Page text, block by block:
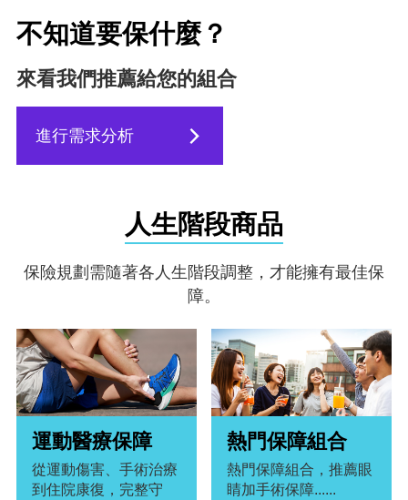
不知道要保什麼？
來看我們推薦給您的組合
進行需求分析
人生階段商品
保險規劃需隨著各人生階段調整，才能擁有最佳保
障。
運動醫療保障
從運動傷害、手術治療
到住院康復，完整守
熱門保障組合
熱門保障組合，推薦眼
睛加手術保障......